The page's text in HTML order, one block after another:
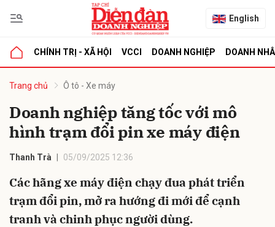
English
CHÍNH TRỊ - XÃ HỘI VCCI DOANH NGHIỆP DOANH
Trang chủ Ô tô - Xe máy
Doanh nghiệp tăng tốc với mô
hình trạm đổi pin xe máy điện
Thanh Trà 05/09/2025 12:36
Các hãng xe máy điện chạy đua phát triển
trạm đổi pin, mở ra hướng đi mới để cạnh
tranh và chinh phục người dùng.
luận
Hủy